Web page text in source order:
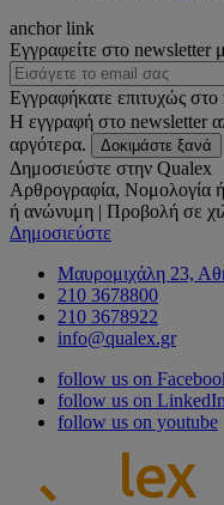
anchor link
Εγγραφείτε στο newsletter
Εγγραφήκατε επιτυχώς
Η εγγραφή στο newsletter
αργότερα.
Δοκιμάστε ξανά
Δημοσιεύστε στην Qualex
Αρθρογραφία, Νομολογία
ή ανώνυμη | Προβολή σε
Δημοσιεύστε
Μαυρομιχάλη 23,
210 3678800
210 3678922
info@qualex.gr
follow us on
follow us on LinkedIn
follow us on youtube